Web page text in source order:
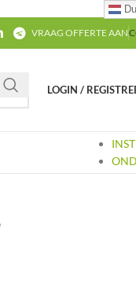
VRAAG OFFERTE AAN
LOGIN /